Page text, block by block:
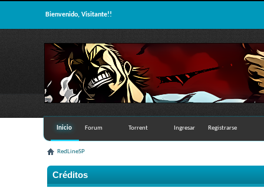
Bienvenido, Visitante!!
Inicio Forum Torrent Ingresar Registrarse
RedLineSP
Créditos